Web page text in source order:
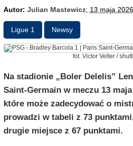
Autor: Julian Mastewicz; 13 maja
Ligue 1 Newsy
fot. Victor Velter /
Na stadionie „Boler Delelis”
Saint-Germain w meczu 13
które może zadecydować o
prowadzi w tabeli z 73
drugie miejsce z 67 punktami.